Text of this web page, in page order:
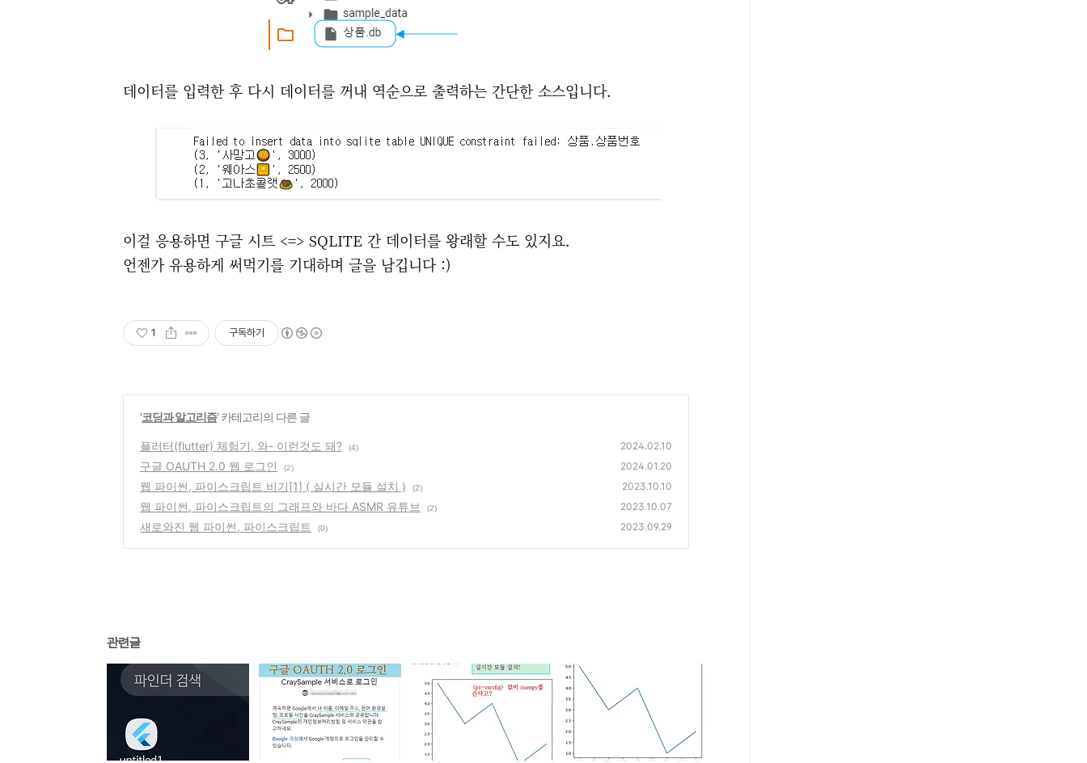
데이터를 입력한 후 다시 데이터를 꺼내 역순으로 출력하는 간단한 소스입니다.
이걸 응용하면 구글 시트 <=> SQLITE 간 데이터를 왕래할 수도 있지요.
언젠가 유용하게 써먹기를 기대하며 글을 남깁니다 :)
1 구독하기
'코딩과 알고리즘' 카테고리의 다른 글
플러터(flutter) 체험기, 와- 이런것도 돼? (4) 2024.02.10
구글 OAUTH 2.0 웹 로그인 (2) 2024.01.20
웹 파이썬, 파이스크립트 비기[1] ( 실시간 모듈 설치 ) (2) 2023.10.10
웹 파이썬, 파이스크립트의 그래프와 바다 ASMR 유튜브 (2) 2023.10.07
새로와진 웹 파이썬, 파이스크립트 (0) 2023.09.29
관련글